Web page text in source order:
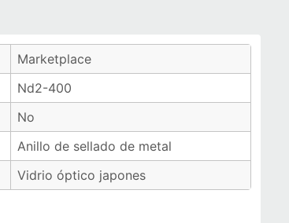
Marketplace
Nd2-400
No
Anillo de sellado de metal
Vidrio óptico japones